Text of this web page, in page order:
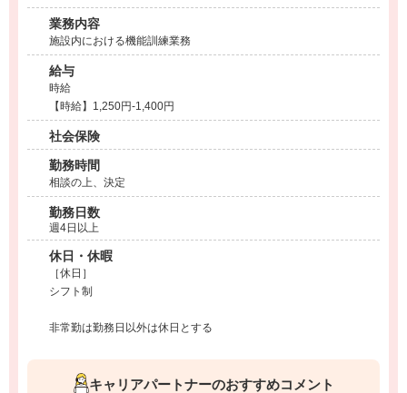
業務内容
施設内における機能訓練業務
給与
時給
【時給】1,250円-1,400円
社会保険
勤務時間
相談の上、決定
勤務日数
週4日以上
休日・休暇
［休日］
シフト制
非常勤は勤務日以外は休日とする
キャリアパートナーのおすすめコメント